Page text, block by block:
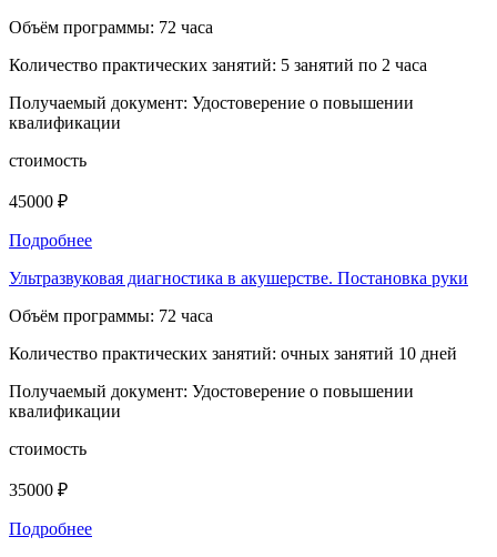
Объём программы: 72 часа
Количество практических занятий: 5 занятий по 2 часа
Получаемый документ: Удостоверение о повышении
квалификации
стоимость
45000 ₽
Подробнее
Ультразвуковая диагностика в акушерстве. Постановка руки
Объём программы: 72 часа
Количество практических занятий: очных занятий 10 дней
Получаемый документ: Удостоверение о повышении
квалификации
стоимость
35000 ₽
Подробнее